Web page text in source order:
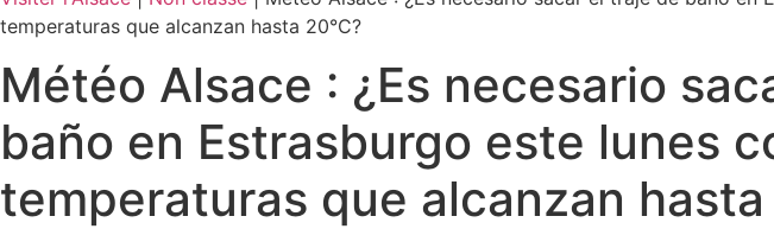
temperaturas que alcanzan hasta 20°C?
Météo Alsace : ¿Es necesario
baño en Estrasburgo este lunes
temperaturas que alcanzan hasta